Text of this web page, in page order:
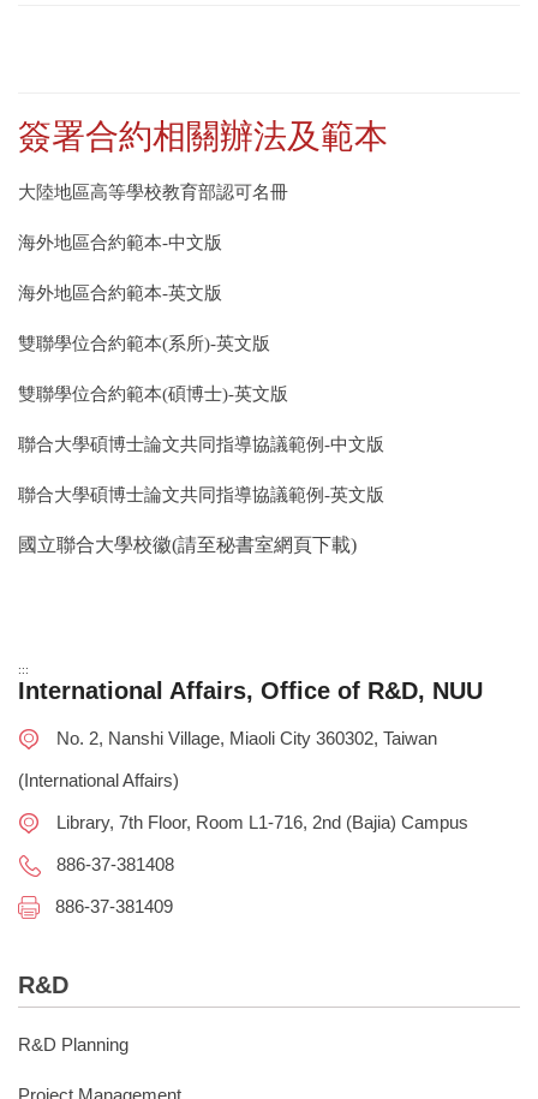
簽署合約相關辦法及範本
大陸地區高等學校教育部認可名冊
海外地區合約範本-中文版
海外地區合約範本-英文版
雙聯學位合約範本(系所)-英文版
雙聯學位合約範本(碩博士)-英文版
聯合大學碩博士論文共同指導協議範例-中文版
聯合大學碩博士論文共同指導協議範例-英文版
國立聯合大學校徽(請至秘書室網頁下載)
:::
International Affairs, Office of R&D, NUU
No. 2, Nanshi Village, Miaoli City 360302, Taiwan
(International Affairs)
Library, 7th Floor, Room L1-716, 2nd (Bajia) Campus
886-37-381408
886-37-381409
R&D
R&D Planning